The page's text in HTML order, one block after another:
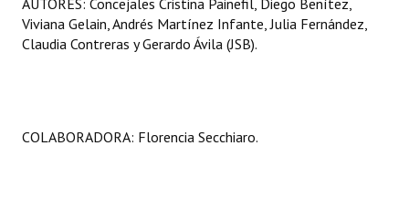
AUTORES: Concejales Cristina Painefil, Diego Benítez,
Viviana Gelain, Andrés Martínez Infante, Julia Fernández,
Claudia Contreras y Gerardo Ávila (JSB).
COLABORADORA: Florencia Secchiaro.